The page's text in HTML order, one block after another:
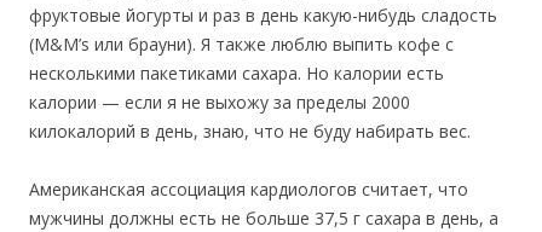
фруктовые йогурты и раз в день какую-нибудь сладость
(M&M’s или брауни). Я также люблю выпить кофе с
несколькими пакетиками сахара. Но калории есть
калории — если я не выхожу за пределы 2000
килокалорий в день, знаю, что не буду набирать вес.
Американская ассоциация кардиологов считает, что
мужчины должны есть не больше 37,5 г сахара в день, а